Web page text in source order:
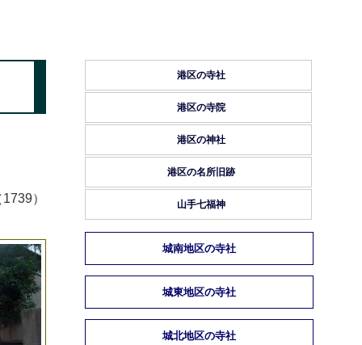
）
港区の寺社
港区の寺院
港区の神社
港区の名所旧跡
山手七福神
城南地区の寺社
城東地区の寺社
城北地区の寺社